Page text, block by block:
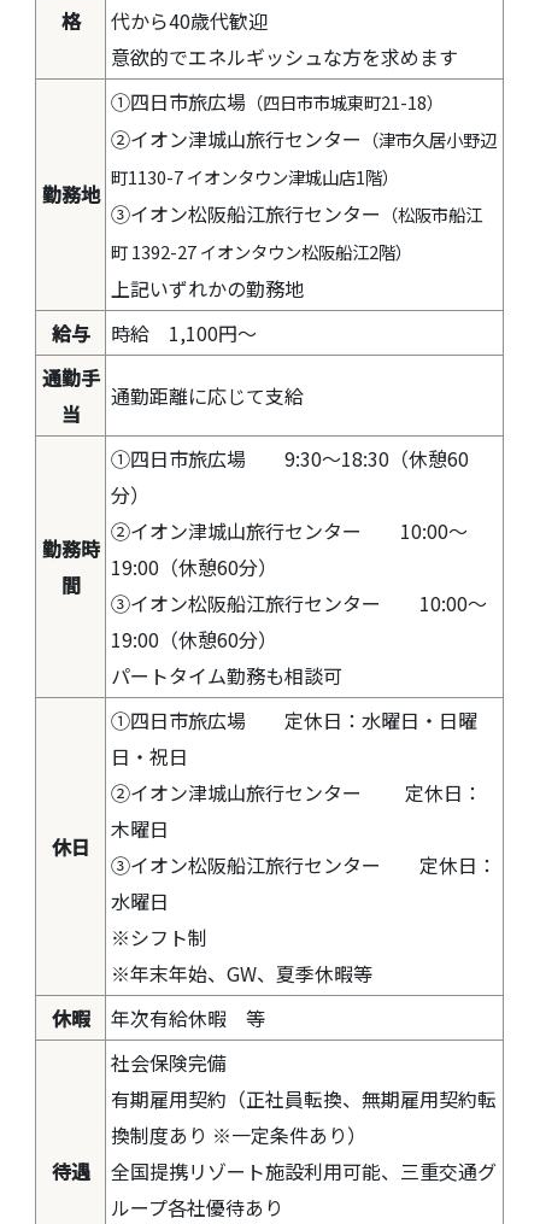
格
代から40歳代歓迎
意欲的でエネルギッシュな方を求めます
勤務地
①四日市旅広場 （四日市市城東町21-18）
②イオン津城山旅行センター （津市久居小野辺
町1130-7 イオンタウン津城山店1階）
③イオン松阪船江旅行センター （松阪市船江
町 1392-27 イオンタウン松阪船江2階）
上記いずれかの勤務地
給与
時給 1,100円～
通勤手
当
通勤距離に応じて支給
勤務時
間
①四日市旅広場 9:30～18:30（休憩60
分）
②イオン津城山旅行センター 10:00～
19:00（休憩60分）
③イオン松阪船江旅行センター 10:00～
19:00（休憩60分）
パートタイム勤務も相談可
休日
①四日市旅広場 定休日：水曜日・日曜
日・祝日
②イオン津城山旅行センター 定休日：
木曜日
③イオン松阪船江旅行センター 定休日：
水曜日
※シフト制
※年末年始、GW、夏季休暇等
休暇
年次有給休暇 等
待遇
社会保険完備
有期雇用契約（正社員転換、無期雇用契約転
換制度あり ※一定条件あり）
全国提携リゾート施設利用可能、三重交通グ
ループ各社優待あり